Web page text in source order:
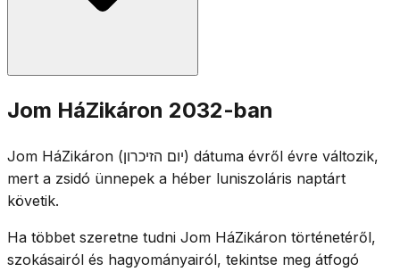
csendben áll.
Megemlékezési szertartásokat tartanak Izrael-szerte
katonai temetőkben, és a családok meglátogatják az
elesett katonák sírjait. A szórakozóhelyek törvény
szerint zárva vannak, a televízió és a rádió
megemlékezési műsorokat sugároz. A napot ünnepélyes
emlékgyertyák gyújtása jellemzi.
Jom HáZikáron 2032-ban
Jom HáZikáron (יום הזיכרון) dátuma évről évre változik,
mert a zsidó ünnepek a héber luniszoláris naptárt
követik.
Ha többet szeretne tudni Jom HáZikáron történetéről,
szokásairól és hagyományairól, tekintse meg átfogó